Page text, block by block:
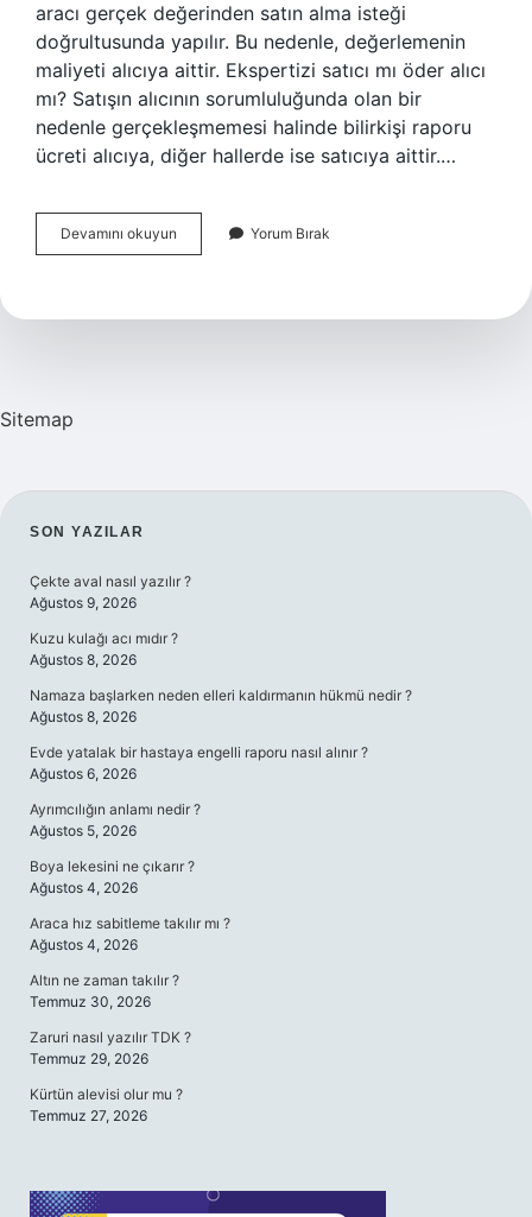
aracı gerçek değerinden satın alma isteği
doğrultusunda yapılır. Bu nedenle, değerlemenin
maliyeti alıcıya aittir. Ekspertizi satıcı mı öder alıcı
mı? Satışın alıcının sorumluluğunda olan bir
nedenle gerçekleşmemesi halinde bilirkişi raporu
ücreti alıcıya, diğer hallerde ise satıcıya aittir.…
Devamını okuyun
Kim
Yorum Bırak
Sitemap
SIDEBAR
SON YAZILAR
Çekte aval nasıl yazılır ?
Ağustos 9, 2026
Kuzu kulağı acı mıdır ?
Ağustos 8, 2026
Namaza başlarken neden elleri kaldırmanın hükmü nedir ?
Ağustos 8, 2026
Evde yatalak bir hastaya engelli raporu nasıl alınır ?
Ağustos 6, 2026
Ayrımcılığın anlamı nedir ?
Ağustos 5, 2026
Boya lekesini ne çıkarır ?
Ağustos 4, 2026
Araca hız sabitleme takılır mı ?
Ağustos 4, 2026
Altın ne zaman takılır ?
Temmuz 30, 2026
Zaruri nasıl yazılır TDK ?
Temmuz 29, 2026
Kürtün alevisi olur mu ?
Temmuz 27, 2026